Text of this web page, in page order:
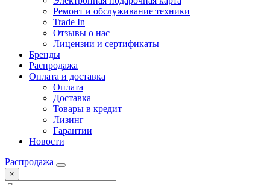
Ремонт и обслуживание техники
Trade In
Отзывы о нас
Лицензии и сертификаты
Бренды
Распродажа
Оплата и доставка
Оплата
Доставка
Товары в кредит
Лизинг
Гарантии
Новости
Распродажа
×